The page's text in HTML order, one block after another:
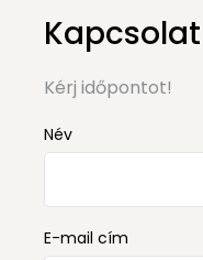
Kapcsolat
Kérj időpontot!
Név
E-mail cím